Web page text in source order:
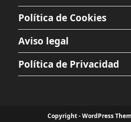
Política de Cookies
Aviso legal
Política de Privacidad
Copyright - WordPress